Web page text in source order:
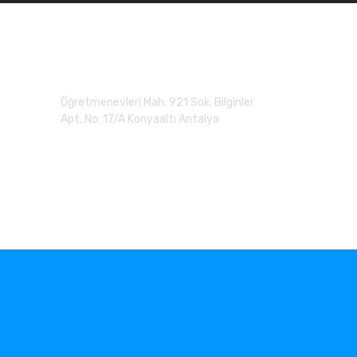
Öğretmenevleri Mah. 921 Sok. Bilginler
Apt. No: 17/A Konyaaltı Antalya